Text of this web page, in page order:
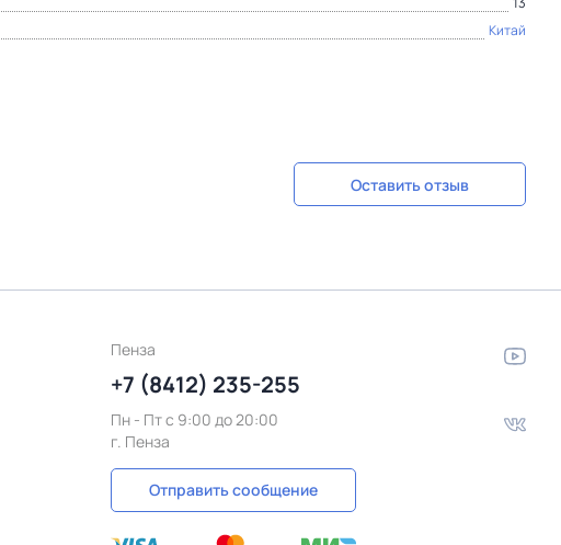
Китай
Оставить отзыв
Пенза
+7 (8412) 235-255
Пн - Пт c 9:00 до 20:00
г. Пенза
Отправить сообщение